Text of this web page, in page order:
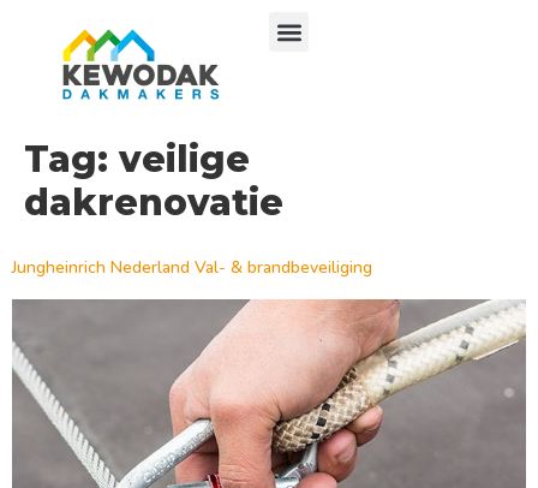
Tag:veilige
dakrenovatie
Jungheinrich Nederland Val- & brandbeveiliging